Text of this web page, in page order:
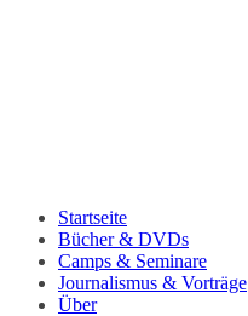
Startseite
Bücher & DVDs
Camps & Seminare
Journalismus & Vorträge
Über